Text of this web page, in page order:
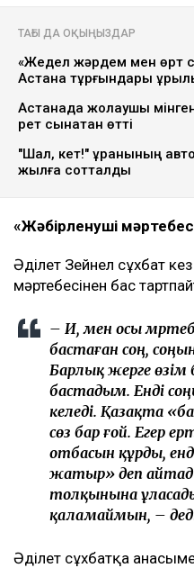
ТАҒЫ ДА ОҚЫҢЫЗДАР
«Жедел жәрдем мен өрт
Астана тұрғындары
Астанада жолаушы
рет сынақтан өтті
"Шал, кет!" ұранының
жылға сотталды
«Жәбірленуші
Әділет Зейнел сұхбат
мәртебесінен бас
– Иә, мен осы
бастаған соң,
Барлық жерге өзім
бастадым. Енді
келеді. Қазақта
сөз бар ғой. Егер
отбасын құрды,
жатыр» деп
толқынына
қаламаймын, –
Әділет сұхбатқа